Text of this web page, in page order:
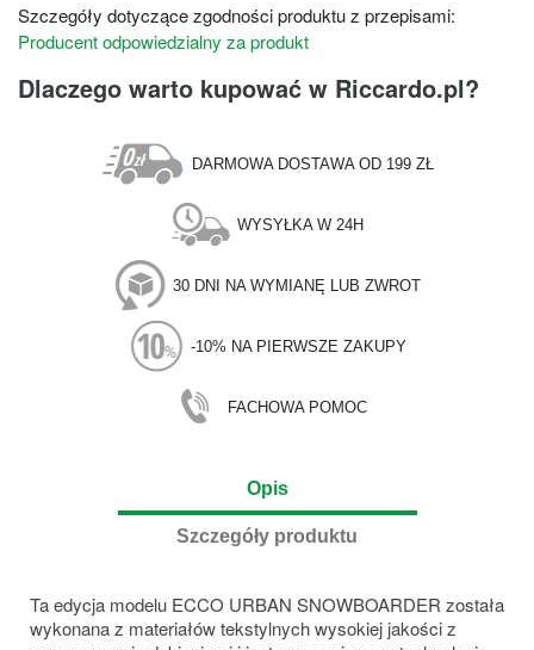
Szczegóły dotyczące zgodności produktu z przepisami:
Producent odpowiedzialny za produkt
Dlaczego warto kupować w Riccardo.pl?
DARMOWA DOSTAWA OD 199 ZŁ
WYSYŁKA W 24H
30 DNI NA WYMIANĘ LUB ZWROT
-10% NA PIERWSZE ZAKUPY
FACHOWA POMOC
Opis
Szczegóły produktu
Ta edycja modelu ECCO URBAN SNOWBOARDER została
wykonana z materiałów tekstylnych wysokiej jakości z